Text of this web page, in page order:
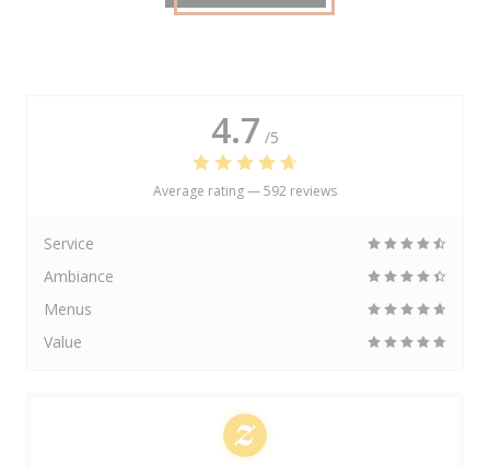
4.7 /5
Average rating —592 reviews
Service
Ambiance
Menus
Value